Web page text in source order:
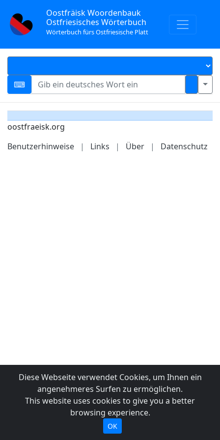
Oostfräisk Woordenbauk
Ostfriesisches Wörterbuch
Wörterbuch fürs Ostfriesische Platt
oostfraeisk.org
Benutzerhinweise
| Links | Über | Datenschutz
Diese Webseite verwendet Cookies, um Ihnen ein
angenehmeres Surfen zu ermöglichen.
This website uses cookies to give you a better
browsing experience.
OK